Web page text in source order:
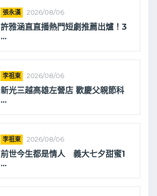
張永漢 2026/08/06
許雅涵直直播熱門短劇推薦出爐！3
...
李祖東 2026/08/06
新光三越高雄左營店 歡慶父親節科
...
李祖東 2026/08/06
前世今生都是情人 義大七夕甜蜜1
...